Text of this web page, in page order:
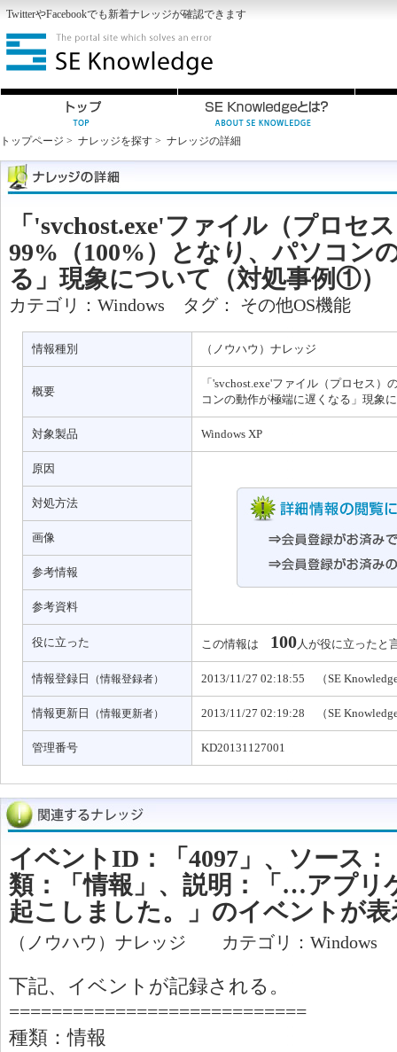
TwitterやFacebookでも新着ナレッジが確認できます
トップページ > ナレッジを探す > ナレッジの詳細
「'svchost.exe'ファイル（プロセ
99%（100%）となり、パソコン
る」現象について（対処事例①）
カテゴリ： Windows タグ： その他OS機能
情報種別 （ノウハウ）ナレッジ
概要
「'svchost.exe'ファイル（プロセス
コンの動作が極端に遅くなる」現象
対象製品 Windows XP
原因
対処方法
画像
参考情報
参考資料
役に立った この情報は 100人が役に立った
情報登録日 （情報登録者） 2013/11/27 02:18:55 （SE
情報更新日 （情報更新者） 2013/11/27 02:19:28 （SE
管理番号 KD20131127001
イベントID：「4097」、ソース：
類：「情報」、説明：「…アプリ
起こしました。」のイベントが
（ノウハウ）ナレッジ カテゴリ：Windows
下記、イベントが記録される。
============================
種類：情報